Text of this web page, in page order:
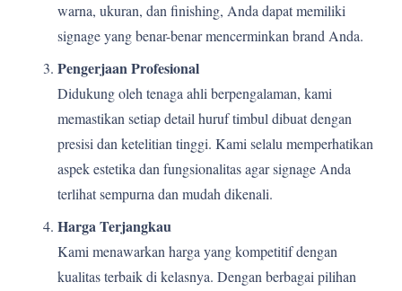
warna, ukuran, dan finishing, Anda dapat memiliki
signage yang benar-benar mencerminkan brand Anda.
Pengerjaan Profesional
Didukung oleh tenaga ahli berpengalaman, kami
memastikan setiap detail huruf timbul dibuat dengan
presisi dan ketelitian tinggi. Kami selalu memperhatikan
aspek estetika dan fungsionalitas agar signage Anda
terlihat sempurna dan mudah dikenali.
Harga Terjangkau
Kami menawarkan harga yang kompetitif dengan
kualitas terbaik di kelasnya. Dengan berbagai pilihan